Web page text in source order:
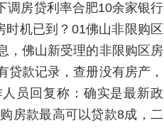
调房贷利率合肥10余家银行
机已到？01佛山非限购区
，佛山新受理的非限购区房
款记录，查册没有房产，
员回复称：确实是最新政
房款最高可以贷款8成，二